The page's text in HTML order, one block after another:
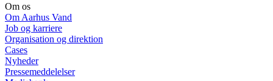
Om os
Om Aarhus Vand
Job og karriere
Organisation og direktion
Cases
Nyheder
Pressemeddelelser